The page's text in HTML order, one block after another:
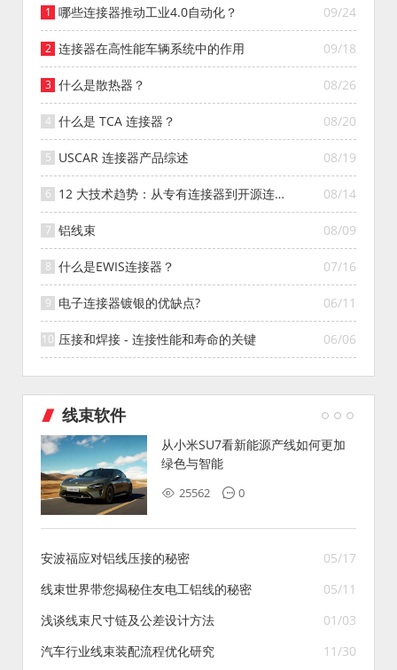
09/24
哪些连接器推动工业4.0自动化？
09/18
连接器在高性能车辆系统中的作用
08/26
什么是散热器？
08/20
什么是 TCA 连接器？
08/19
USCAR 连接器产品综述
08/14
12 大技术趋势：从专有连接器到开源连接
器的演变
08/09
铝线束
07/16
什么是EWIS连接器？
06/11
电子连接器镀银的优缺点?
06/06
压接和焊接 - 连接性能和寿命的关键
线束软件
从小米SU7看新能源产线如何更加
绿色与智能
25562 0
05/17
安波福应对铝线压接的秘密
05/11
线束世界带您揭秘住友电工铝线的秘密
01/03
浅谈线束尺寸链及公差设计方法
11/30
汽车行业线束装配流程优化研究